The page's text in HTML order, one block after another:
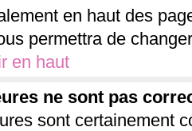
en haut des
permettra de
en haut
ne sont pas
sont certainement